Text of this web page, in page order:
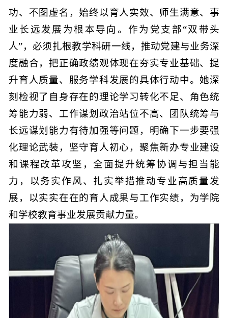
功、不图虚名，始终以育人实效、师生满意、事
业长远发展为根本导向。作为党支部“双带头
人”，必须扎根教学科研一线，推动党建与业务深
度融合，把正确政绩观体现在夯实专业基础、提
升育人质量、服务学科发展的具体行动中。她深
刻检视了自身存在的理论学习转化不足、角色统
筹能力弱、工作谋划政治站位不高、团队统筹与
长远谋划能力有待加强等问题，明确下一步要强
化理论武装，坚守育人初心，聚焦新办专业建设
和课程改革攻坚，全面提升统筹协调与担当能
力，以务实作风、扎实举措推动专业高质量发
展，以实实在在的育人成果与工作实绩，为学院
和学校教育事业发展贡献力量。